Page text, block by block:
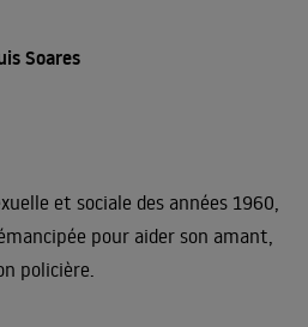
Soares
et sociale des années 1960,
pour aider son amant,
policière.